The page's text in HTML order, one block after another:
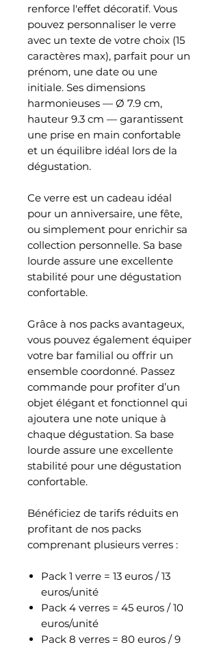
renforce l'effet décoratif. Vous
pouvez personnaliser le verre
avec un texte de votre choix (15
caractères max), parfait pour un
prénom, une date ou une
initiale. Ses dimensions
harmonieuses — Ø 7.9 cm,
hauteur 9.3 cm — garantissent
une prise en main confortable
et un équilibre idéal lors de la
dégustation.
Ce verre est un cadeau idéal
pour un anniversaire, une fête,
ou simplement pour enrichir sa
collection personnelle. Sa base
lourde assure une excellente
stabilité pour une dégustation
confortable.
Grâce à nos packs avantageux,
vous pouvez également équiper
votre bar familial ou offrir un
ensemble coordonné. Passez
commande pour profiter d’un
objet élégant et fonctionnel qui
ajoutera une note unique à
chaque dégustation. Sa base
lourde assure une excellente
stabilité pour une dégustation
confortable.
Bénéficiez de tarifs réduits en
profitant de nos packs
comprenant plusieurs verres :
Pack 1 verre = 13 euros / 13
euros/unité
Pack 4 verres = 45 euros / 10
euros/unité
Pack 8 verres = 80 euros / 9